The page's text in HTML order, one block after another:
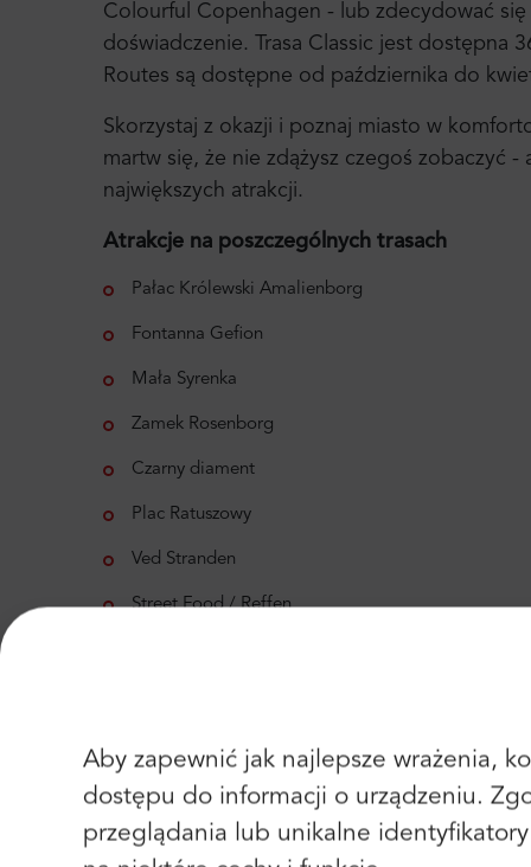
Aby zapewnić jak najlepsze wrażenia,
dostępu do informacji o urządzeniu.
przeglądania lub unikalne
Colourful Copenhagen - lub zdecydować się
doświadczenie. Trasa Classic jest dostępna
Routes są dostępne od października do
Skorzystaj z okazji i poznaj miasto w
martw się, że nie zdążysz czegoś zobaczyć
największych atrakcji.
Atrakcje na poszczególnych trasach
Pałac Królewski Amalienborg
Fontanna Gefion
Mała Syrenka
Zamek Rosenborg
Czarny diament
Plac Ratuszowy
Ved Stranden
Street Food / Reffen
Zoo w Kopenhadze
Christiania Freetown